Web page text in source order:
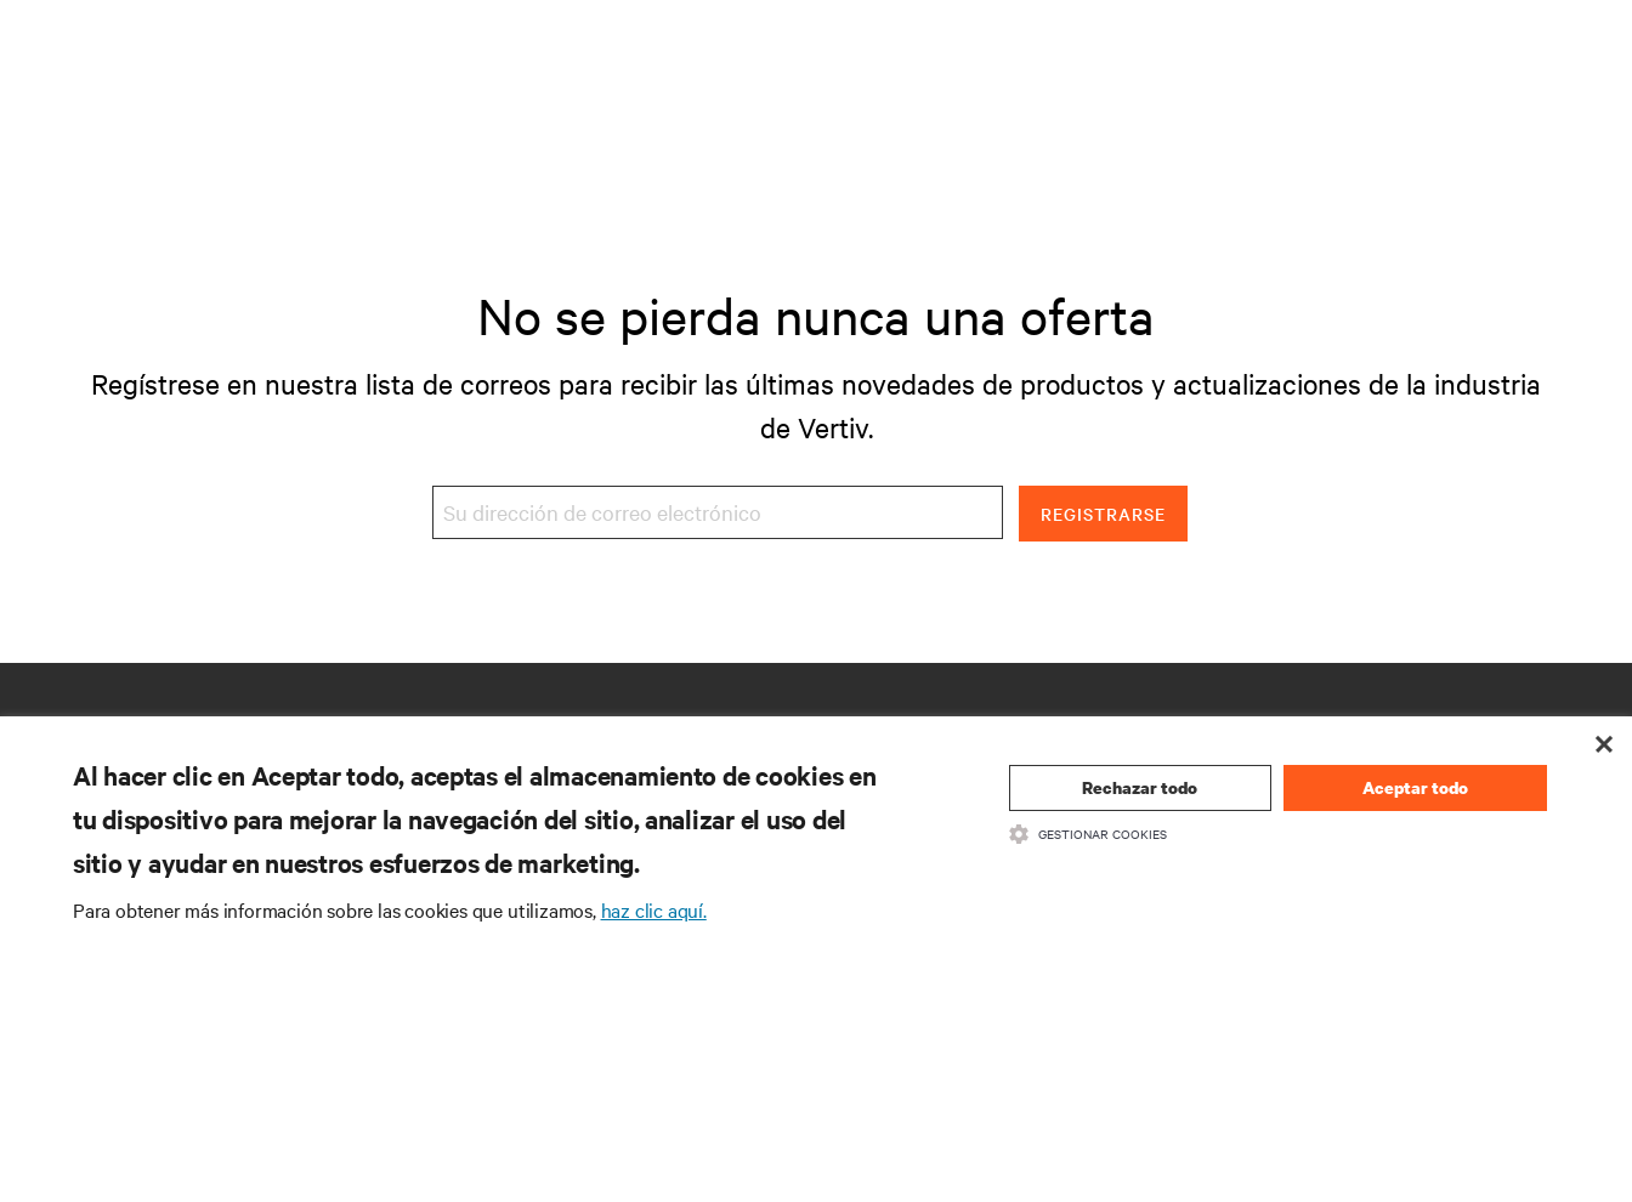
No se pierda nunca una oferta
Regístrese en nuestra lista de correos para recibir las últimas novedades de productos y actualizaciones de la industria
de Vertiv.
REGISTRARSE
RECURSOS
Al hacer clic en Aceptar todo, aceptas el almacenamiento de cookies en
tu dispositivo para mejorar la navegación del sitio, analizar el uso del
sitio y ayudar en nuestros esfuerzos de marketing.
Para obtener más información sobre las cookies que utilizamos, haz clic aquí.
Rechazar todo Aceptar todo
GESTIONAR COOKIES